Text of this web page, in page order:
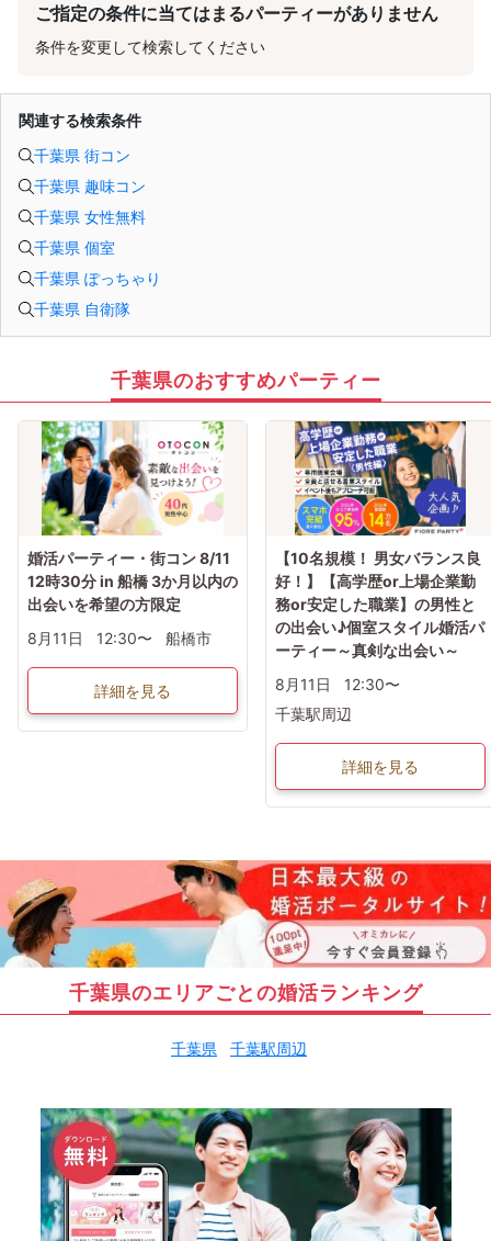
ご指定の条件に当てはまるパーティーがありません
条件を変更して検索してください
関連する検索条件
千葉県 街コン
千葉県 趣味コン
千葉県 女性無料
千葉県 個室
千葉県 ぽっちゃり
千葉県 自衛隊
千葉県のおすすめパーティー
婚活パーティー・街コン 8/11
12時30分 in 船橋 3か月以内の
出会いを希望の方限定
8月11日
12:30〜 船橋市
詳細を見る
【10名規模！ 男女バランス良
好！】【高学歴or上場企業勤
務or安定した職業】の男性と
の出会い♪個室スタイル婚活パ
ーティー～真剣な出会い～
8月11日
12:30〜
千葉駅周辺
詳細を見る
千葉県のエリアごとの婚活ランキング
千葉県 千葉駅周辺